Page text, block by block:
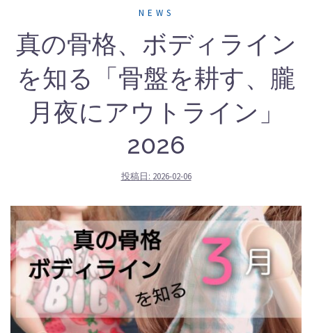
NEWS
真の骨格、ボディライン
を知る「骨盤を耕す、朧
月夜にアウトライン」
2026
投稿日: 2026-02-06